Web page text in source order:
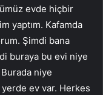
evde hiçbir
yaptım. Kafamda
Şimdi bana
buraya bu evi niye
niye
yerde ev var. Herkes